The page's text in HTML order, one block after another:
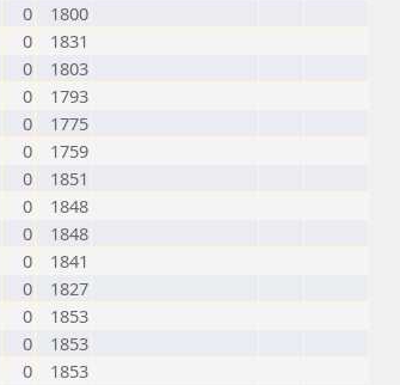
0
1800
0
1831
0
1803
0
1793
0
1775
0
1759
0
1851
0
1848
0
1848
0
1841
0
1827
0
1853
0
1853
0
1853